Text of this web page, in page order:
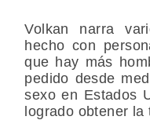
Volkan narra
hecho con
que hay más
pedido desde
sexo en Estados
logrado obtener la